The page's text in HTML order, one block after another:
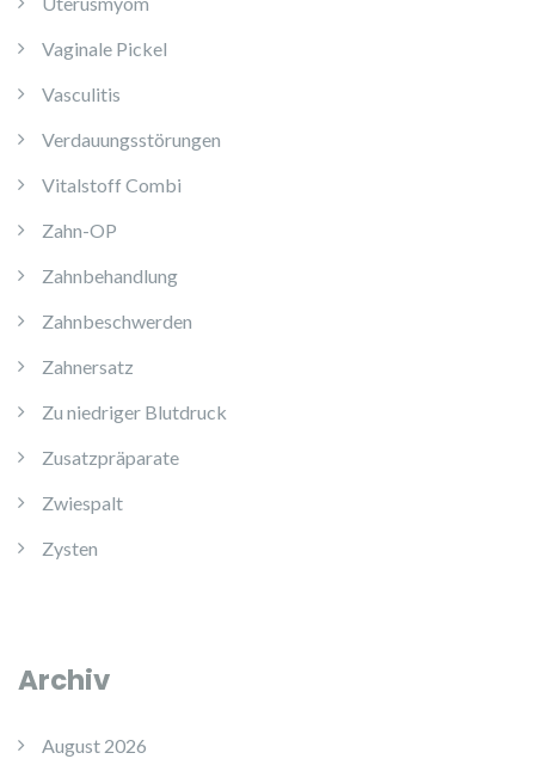
Vaginale Pickel
Vasculitis
Verdauungsstörungen
Vitalstoff Combi
Zahn-OP
Zahnbehandlung
Zahnbeschwerden
Zahnersatz
Zu niedriger Blutdruck
Zusatzpräparate
Zwiespalt
Zysten
Archiv
August 2026